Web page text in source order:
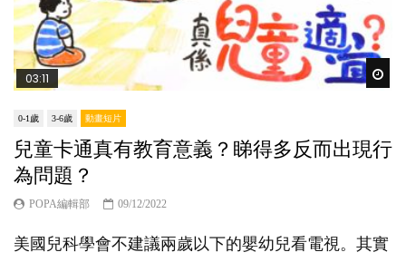
03:11
0-1歲 3-6歲 動畫短片
兒童卡通真有教育意義？睇得多反而出現行
為問題？
POPA編輯部 09/12/2022
美國兒科學會不建議兩歲以下的嬰幼兒看電視。其實